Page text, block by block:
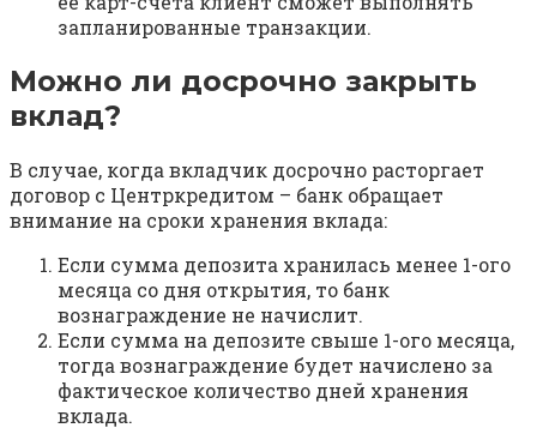
запланированные транзакции.
Можно ли досрочно закрыть
вклад?
В случае, когда вкладчик досрочно расторгает
договор с Центркредитом – банк обращает
внимание на сроки хранения вклада:
Если сумма депозита хранилась менее 1-ого
месяца со дня открытия, то банк
вознаграждение не начислит.
Если сумма на депозите свыше 1-ого месяца,
тогда вознаграждение будет начислено за
фактическое количество дней хранения
вклада.